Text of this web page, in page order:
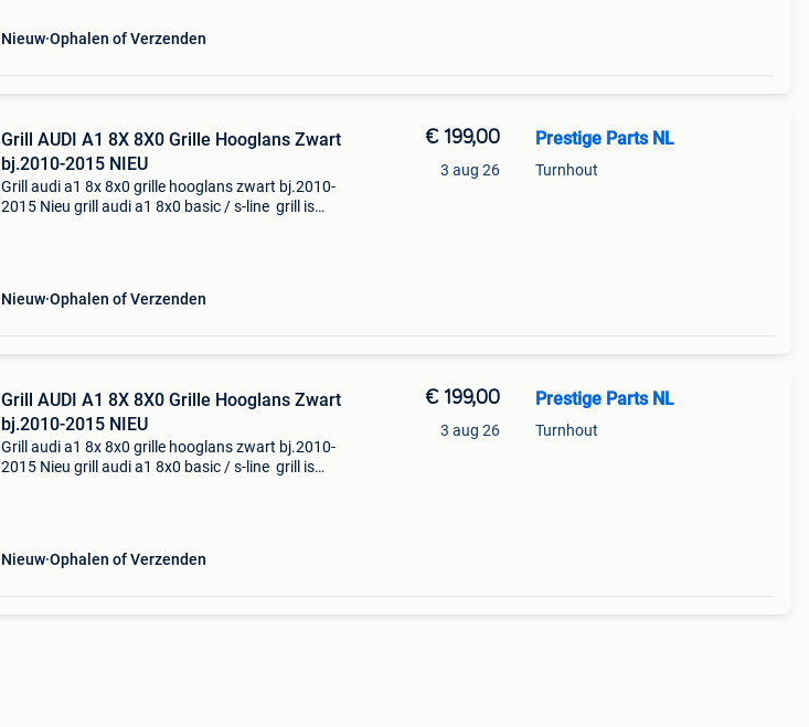
Nieuw Ophalen of Verzenden
Grill AUDI A1 8X 8X0 Grille Hooglans Zwart
bj.2010-2015 NIEU
Grill audi a1 8x 8x0 grille hooglans zwart bj.2010-
2015 Nieu grill audi a1 8x0 basic / s-line grill is
Nieuw Ophalen of Verzenden
€ 199,00
3 aug 26
Prestige Parts NL
Turnhout
Grill AUDI A1 8X 8X0 Grille Hooglans Zwart
bj.2010-2015 NIEU
Grill audi a1 8x 8x0 grille hooglans zwart bj.2010-
2015 Nieu grill audi a1 8x0 basic / s-line grill is
Nieuw Ophalen of Verzenden
€ 199,00
3 aug 26
Prestige Parts NL
Turnhout